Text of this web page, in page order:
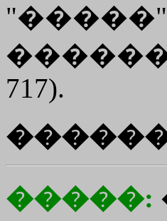
"�����",
717).
�����: